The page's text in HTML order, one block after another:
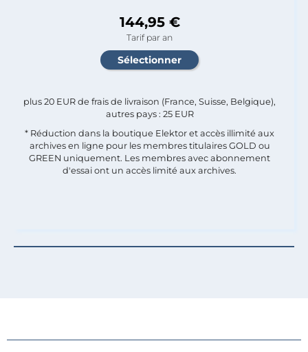
144,95 €
Tarif par an
plus 20 EUR de frais de livraison (France, Suisse, Belgique),
autres pays : 25 EUR
* Réduction dans la boutique Elektor et accès illimité aux
archives en ligne pour les membres titulaires GOLD ou
GREEN uniquement. Les membres avec abonnement
d'essai ont un accès limité aux archives.